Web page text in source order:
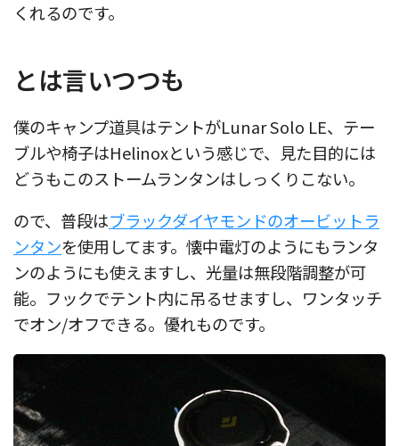
くれるのです。
とは言いつつも
僕のキャンプ道具はテントがLunar Solo LE、テー
ブルや椅子はHelinoxという感じで、見た目的には
どうもこのストームランタンはしっくりこない。
ので、普段はブラックダイヤモンドのオービットラ
ンタンを使用してます。懐中電灯のようにもランタ
ンのようにも使えますし、光量は無段階調整が可
能。フックでテント内に吊るせますし、ワンタッチ
でオン/オフできる。優れものです。